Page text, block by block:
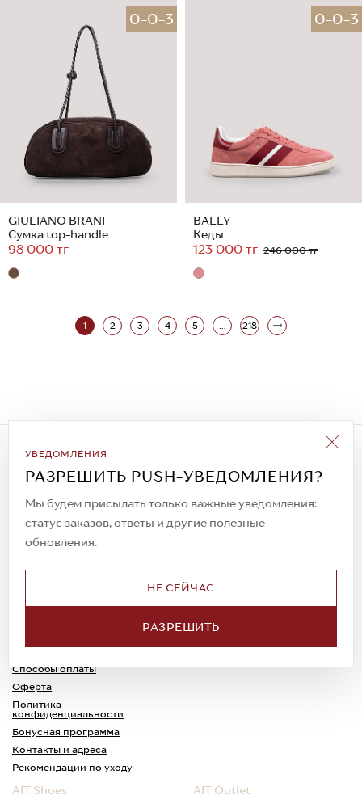
0-0-3
GIULIANO BRANI
Сумка top-handle
98 000 тг
0-0-3
BALLY
Кеды
123 000 тг 246 000 тг
1 2 3 4 5 ... 218
УВЕДОМЛЕНИЯ
РАЗРЕШИТЬ PUSH-УВЕДОМЛЕНИЯ?
Мы будем присылать только важные уведомления:
статус заказов, ответы и другие полезные
обновления.
НЕ СЕЙЧАС
РАЗРЕШИТЬ
Подписаться на рассылку
Всегда будьте в курсе новых акций и
спецпредложений!
© 2023. AIT Shoes
Все права защищены
Доставка
Способы оплаты
Оферта
Политика
конфиденциальности
Обмен и возврат
Каспи-Ред
Бонусная программа
Контакты и адреса
Рекомендации по уходу
AIT Shoes AIT Outlet